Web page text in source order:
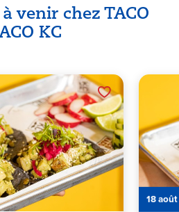
venir chez TACO
KC
18 août